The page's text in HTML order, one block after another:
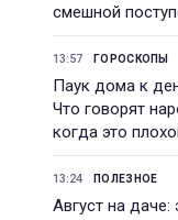
смешной
13:57 ГОРОСКОПЫ
Паук дома к
Что говорят
когда это
13:24 ПОЛЕЗНОЕ
Август на даче: